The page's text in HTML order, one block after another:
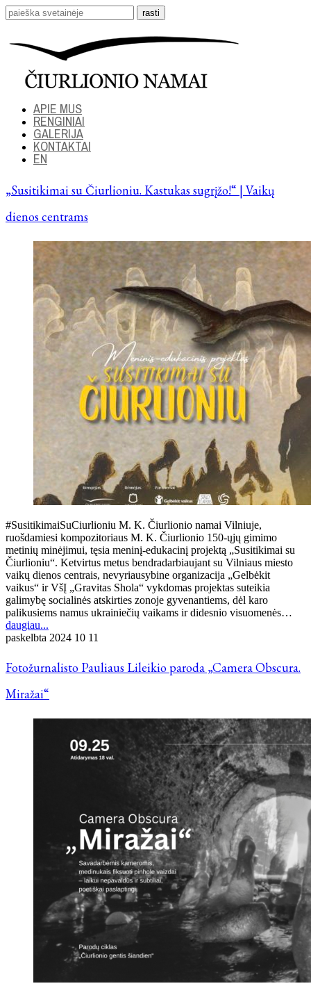
APIE MUS
RENGINIAI
GALERIJA
KONTAKTAI
EN
„Susitikimai su Čiurlioniu. Kastukas sugrįžo!“ | Vaikų
dienos centrams
#SusitikimaiSuCiurlioniu M. K. Čiurlionio namai Vilniuje,
ruošdamiesi kompozitoriaus M. K. Čiurlionio 150-ųjų gimimo
metinių minėjimui, tęsia meninį-edukacinį projektą „Susitikimai su
Čiurlioniu“. Ketvirtus metus bendradarbiaujant su Vilniaus miesto
vaikų dienos centrais, nevyriausybine organizacija „Gelbėkit
vaikus“ ir VšĮ „Gravitas Shola“ vykdomas projektas suteikia
galimybę socialinės atskirties zonoje gyvenantiems, dėl karo
palikusiems namus ukrainiečių vaikams ir didesnio visuomenės…
daugiau...
paskelbta 2024 10 11
Fotožurnalisto Pauliaus Lileikio paroda „Camera Obscura.
Miražai“